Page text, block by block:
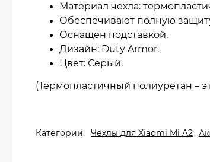
Материал чехла:
Обеспечивают полную
Оснащен подставкой.
Дизайн: Duty Armor.
Цвет: Серый.
(Термопластичный полиуретан –
Категории: Чехлы для Xiaomi Mi A2